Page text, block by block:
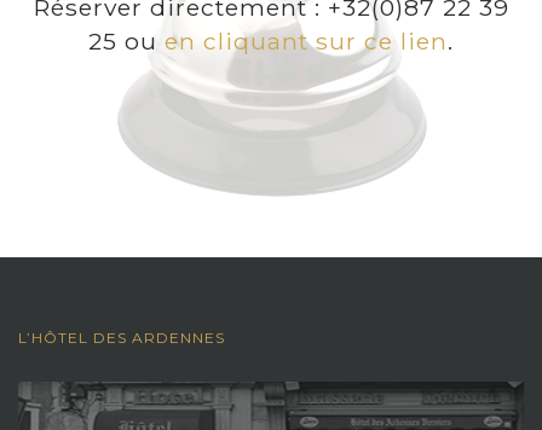
Réserver directement : +32(0)87 22 39
25 ou en cliquant sur ce lien.
L’HÔTEL DES ARDENNES